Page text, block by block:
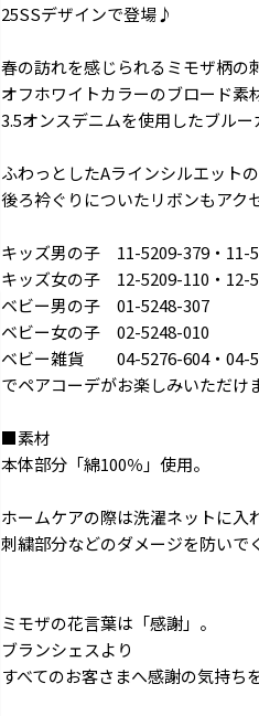
25SSデザインで登場♪
春の訪れを感じられるミモザ柄の
オフホワイトカラーのブロード素
3.5オンスデニムを使用したブル
ふわっとしたAラインシルエット
後ろ衿ぐりについたリボンもア
キッズ男の子 11-5209-379・11-
キッズ女の子 12-5209-110・12-
ベビー男の子 01-5248-307
ベビー女の子 02-5248-010
ベビー雑貨 04-5276-604・04-
でペアコーデがお楽しみいただ
■素材
本体部分「綿100％」使用。
ホームケアの際は洗濯ネットに入
刺繍部分などのダメージを防いで
ミモザの花言葉は「感謝」。
ブランシェスより
すべてのお客さまへ感謝の気持ち